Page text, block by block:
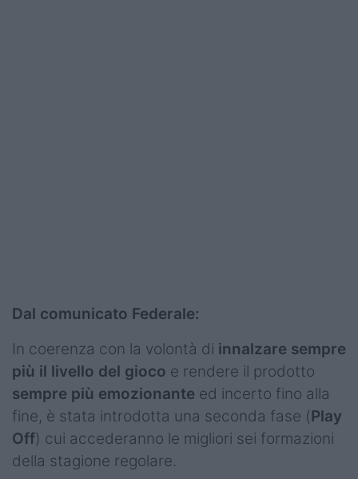
Dal comunicato Federale:
In coerenza con la volontà di innalzare sempre
più il livello del gioco e rendere il prodotto
sempre più emozionante ed incerto fino alla
fine, è stata introdotta una seconda fase (Play
Off) cui accederanno le migliori sei formazioni
della stagione regolare.